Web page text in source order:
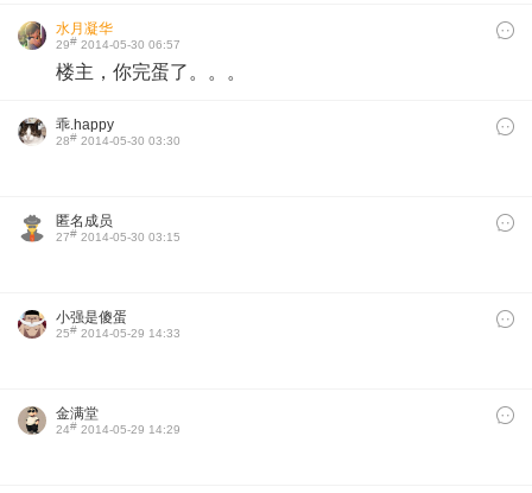
水月凝华
29# 2014-05-30 06:57
楼主，你完蛋了。。。
乖.happy
28# 2014-05-30 03:30
匿名成员
27# 2014-05-30 03:15
小强是傻蛋
25# 2014-05-29 14:33
金满堂
24# 2014-05-29 14:29